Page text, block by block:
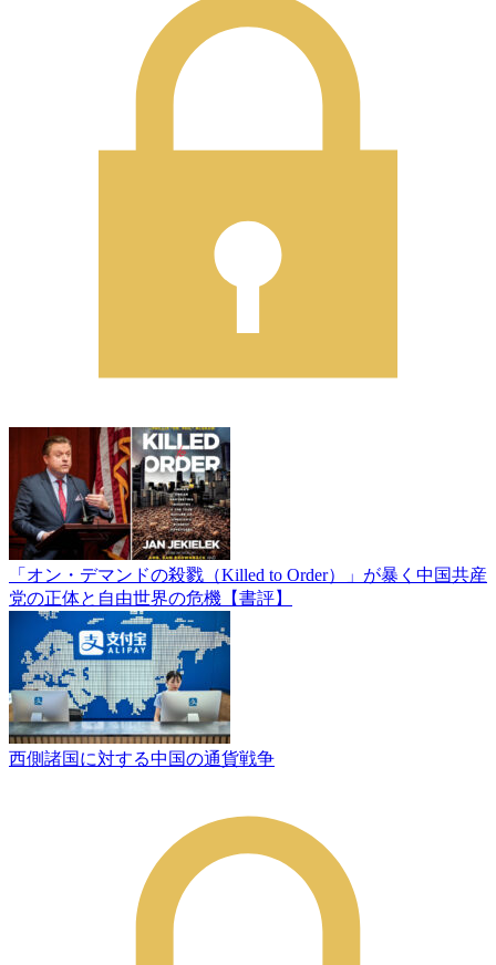
「オン・デマンドの殺戮（Killed to Order）」が暴く中国共産
党の正体と自由世界の危機【書評】
西側諸国に対する中国の通貨戦争